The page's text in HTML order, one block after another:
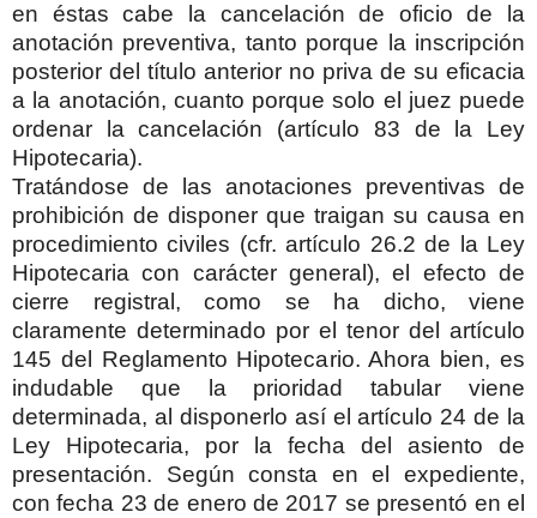
en éstas cabe la cancelación de oficio de la
anotación preventiva, tanto porque la inscripción
posterior del título anterior no priva de su eficacia
a la anotación, cuanto porque solo el juez puede
ordenar la cancelación (artículo 83 de la Ley
Hipotecaria).
Tratándose de las anotaciones preventivas de
prohibición de disponer que traigan su causa en
procedimiento civiles (cfr. artículo 26.2 de la Ley
Hipotecaria con carácter general), el efecto de
cierre registral, como se ha dicho, viene
claramente determinado por el tenor del artículo
145 del Reglamento Hipotecario. Ahora bien, es
indudable que la prioridad tabular viene
determinada, al disponerlo así el artículo 24 de la
Ley Hipotecaria, por la fecha del asiento de
presentación. Según consta en el expediente,
con fecha 23 de enero de 2017 se presentó en el